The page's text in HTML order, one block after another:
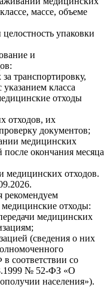
массе, объеме
упаковки
и
транспортировку,
класса
отходы
отходов, их
документов;
медицинских
после окончания месяца
медицинских отходов.
рекомендуем
отходы:
медицинских
(сведения о них
соответствии со
№ 52-ФЗ «О
населения»).